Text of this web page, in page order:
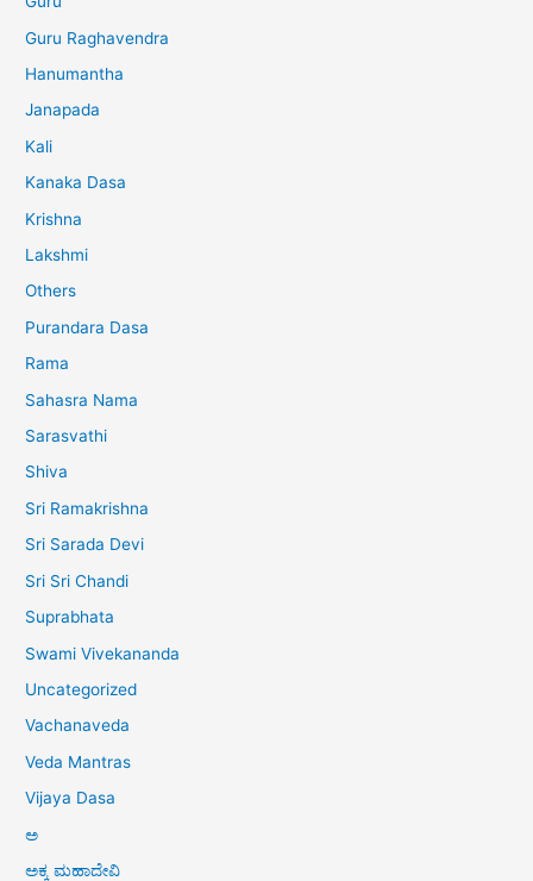
Guru Raghavendra
Hanumantha
Janapada
Kali
Kanaka Dasa
Krishna
Lakshmi
Others
Purandara Dasa
Rama
Sahasra Nama
Sarasvathi
Shiva
Sri Ramakrishna
Sri Sarada Devi
Sri Sri Chandi
Suprabhata
Swami Vivekananda
Uncategorized
Vachanaveda
Veda Mantras
Vijaya Dasa
ಅ
ಅಕ್ಕ ಮಹಾದೇವಿ